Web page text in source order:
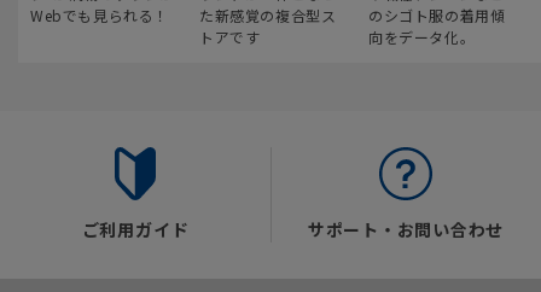
Webでも見られる！
た新感覚の複合型ス
トアです
のシゴト服の着用傾
向をデータ化。
ご利用ガイド サポート・お問い合わせ